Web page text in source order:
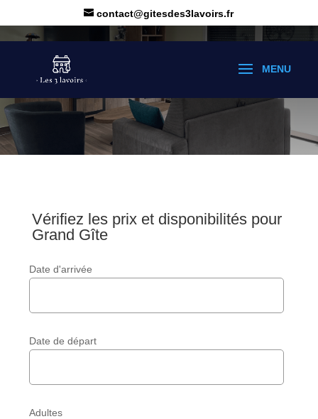
contact@gitesdes3lavoirs.fr
Vérifiez les prix et disponibilités pour
Grand Gîte
Date d'arrivée
Date de départ
Adultes